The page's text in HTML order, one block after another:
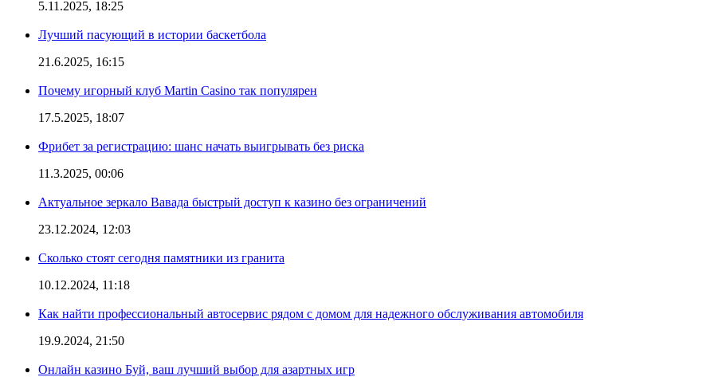
5.11.2025, 18:25
Лучший пасующий в истории баскетбола
21.6.2025, 16:15
Почему игорный клуб Martin Casino так популярен
17.5.2025, 18:07
Фрибет за регистрацию: шанс начать выигрывать без риска
11.3.2025, 00:06
Актуальное зеркало Вавада быстрый доступ к казино без ограничений
23.12.2024, 12:03
Сколько стоят сегодня памятники из гранита
10.12.2024, 11:18
Как найти профессиональный автосервис рядом с домом для надежного обслуживания автомобиля
19.9.2024, 21:50
Онлайн казино Буй, ваш лучший выбор для азартных игр